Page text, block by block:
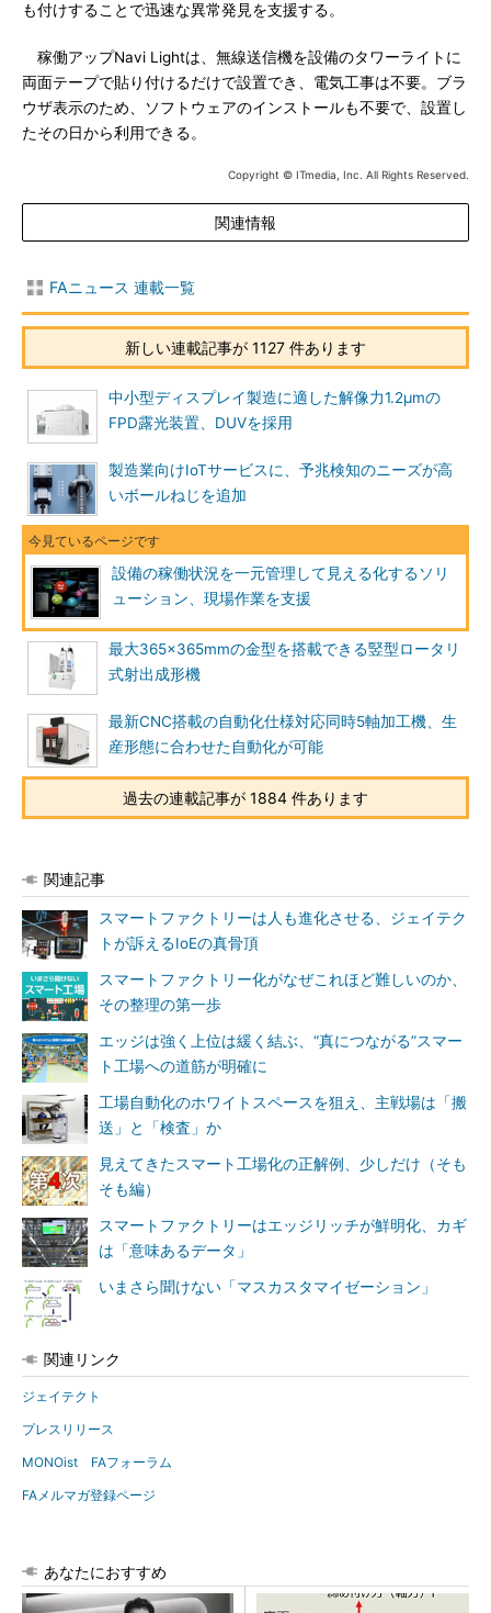
も付けすることで迅速な異常発見を支援する。
稼働アップNavi Lightは、無線送信機を設備のタワーライトに
両面テープで貼り付けるだけで設置でき、電気工事は不要。ブラ
ウザ表示のため、ソフトウェアのインストールも不要で、設置し
たその日から利用できる。
Copyright © ITmedia, Inc. All Rights Reserved.
関連情報
FAニュース 連載一覧
新しい連載記事が 1127 件あります
中小型ディスプレイ製造に適した解像力1.2μmの
FPD露光装置、DUVを採用
製造業向けIoTサービスに、予兆検知のニーズが高
いボールねじを追加
設備の稼働状況を一元管理して見える化するソリ
ューション、現場作業を支援
最大365×365mmの金型を搭載できる竪型ロータリ
式射出成形機
最新CNC搭載の自動化仕様対応同時5軸加工機、生
産形態に合わせた自動化が可能
過去の連載記事が 1884 件あります
関連記事
スマートファクトリーは人も進化させる、ジェイテク
トが訴えるIoEの真骨頂
スマートファクトリー化がなぜこれほど難しいのか、
その整理の第一歩
エッジは強く上位は緩く結ぶ、“真につながる”スマー
ト工場への道筋が明確に
工場自動化のホワイトスペースを狙え、主戦場は「搬
送」と「検査」か
見えてきたスマート工場化の正解例、少しだけ（そも
そも編）
スマートファクトリーはエッジリッチが鮮明化、カギ
は「意味あるデータ」
いまさら聞けない「マスカスタマイゼーション」
関連リンク
ジェイテクト
プレスリリース
MONOist FAフォーラム
FAメルマガ登録ページ
あなたにおすすめ